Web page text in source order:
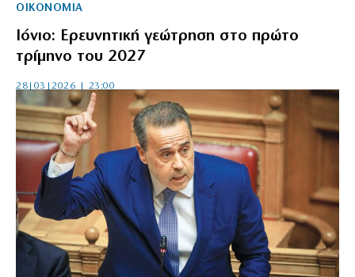
ΟΙΚΟΝΟΜΙΑ
Ιόνιο: Ερευνητική γεώτρηση στο πρώτο
τρίμηνο του 2027
28|03|2026 | 23:00